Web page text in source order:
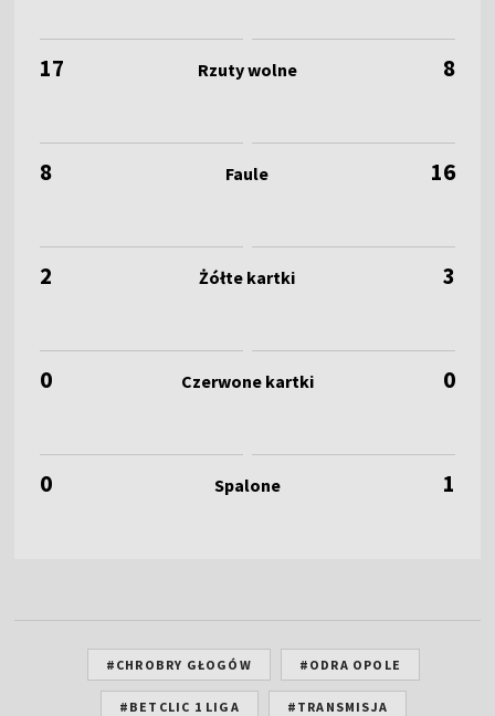
17
8
2
0
0
8
16
3
0
1
#CHROBRY GŁOGÓW #ODRA OPOLE
#BETCLIC 1 LIGA #TRANSMISJA